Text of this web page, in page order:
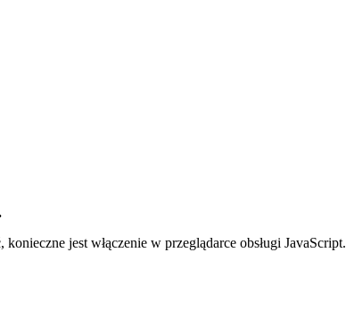
jest włączenie w przeglądarce obsługi JavaScript.